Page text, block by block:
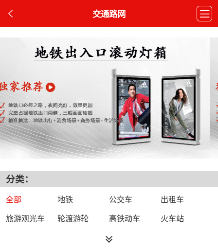
交通路网
分类：
全部 地铁 公交车
出租车
旅游观光车
轮渡游轮 高铁动车 火车站